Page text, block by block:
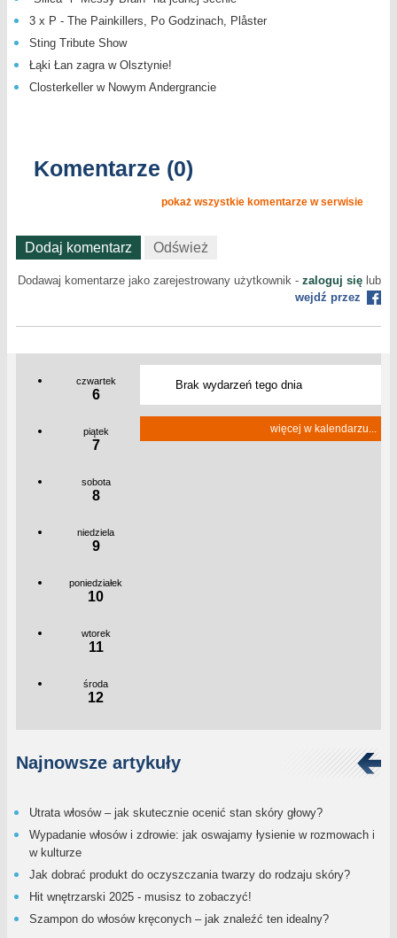
3 x P - The Painkillers, Po Godzinach, Plåster
Sting Tribute Show
Łąki Łan zagra w Olsztynie!
Closterkeller w Nowym Andergrancie
Komentarze (0)
pokaż wszystkie komentarze w serwisie
Dodaj komentarz Odśwież
Dodawaj komentarze jako zarejestrowany użytkownik - zaloguj się lub
wejdź przez
czwartek
6
piątek
7
sobota
8
niedziela
9
poniedziałek
10
wtorek
11
środa
12
Brak wydarzeń tego dnia
więcej w kalendarzu...
Najnowsze artykuły
Utrata włosów – jak skutecznie ocenić stan skóry głowy?
Wypadanie włosów i zdrowie: jak oswajamy łysienie w rozmowach i
w kulturze
Jak dobrać produkt do oczyszczania twarzy do rodzaju skóry?
Hit wnętrzarski 2025 - musisz to zobaczyć!
Szampon do włosów kręconych – jak znaleźć ten idealny?